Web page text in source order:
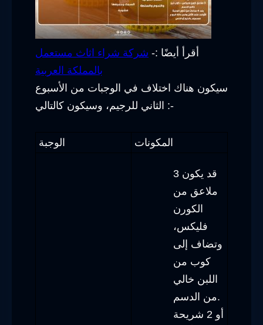
أقرأ أيضًا :- شركة شراء اثاث مستعمل
بالمملكة العربية
سيكون هناك اختلاف في الوجبات من الأسبوع
الثاني للرجيم، وسيكون كالتالي :-
المكونات
قد يكون 3
ملاعق من
الكورن
فليكس،
وتضاف إلى
كوب من
اللبن خالي
من الدسم.
أو 2 شريحة